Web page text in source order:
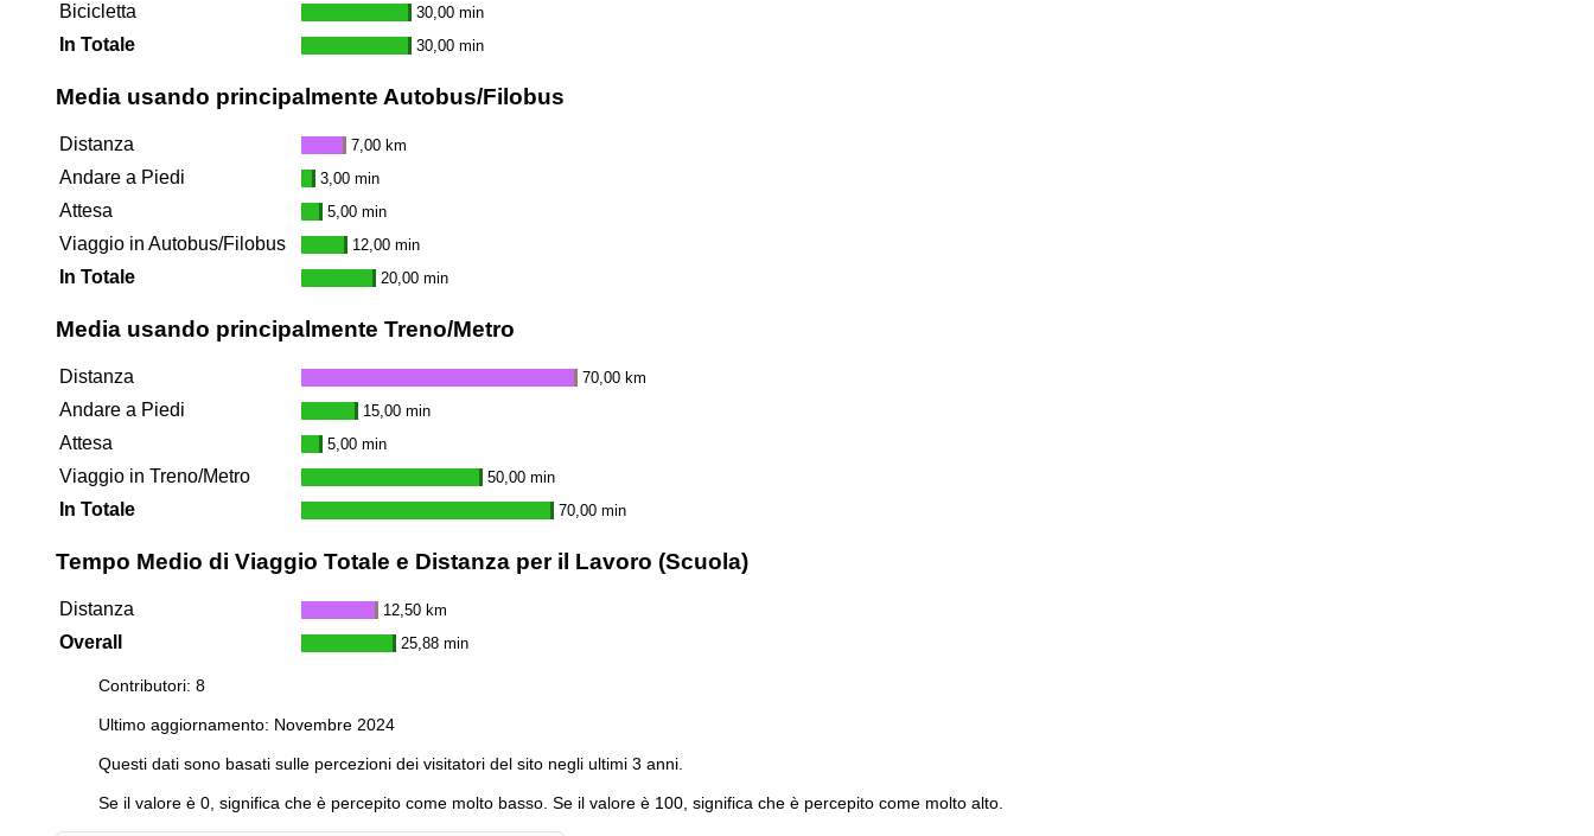
Bicicletta 30,00 min
In Totale 30,00 min
Media usando principalmente Autobus/Filobus
Distanza 7,00 km
Andare a Piedi 3,00 min
Attesa 5,00 min
Viaggio in Autobus/Filobus 12,00 min
In Totale 20,00 min
Media usando principalmente Treno/Metro
Distanza 70,00 km
Andare a Piedi 15,00 min
Attesa 5,00 min
Viaggio in Treno/Metro 50,00 min
In Totale 70,00 min
Tempo Medio di Viaggio Totale e Distanza per il Lavoro (Scuola)
Distanza 12,50 km
Overall 25,88 min
Contributori: 8
Ultimo aggiornamento: Novembre 2024
Questi dati sono basati sulle percezioni dei visitatori del sito negli ultimi 3 anni.
Se il valore è 0, significa che è percepito come molto basso. Se il valore è 100, significa che è percepito come molto alto.